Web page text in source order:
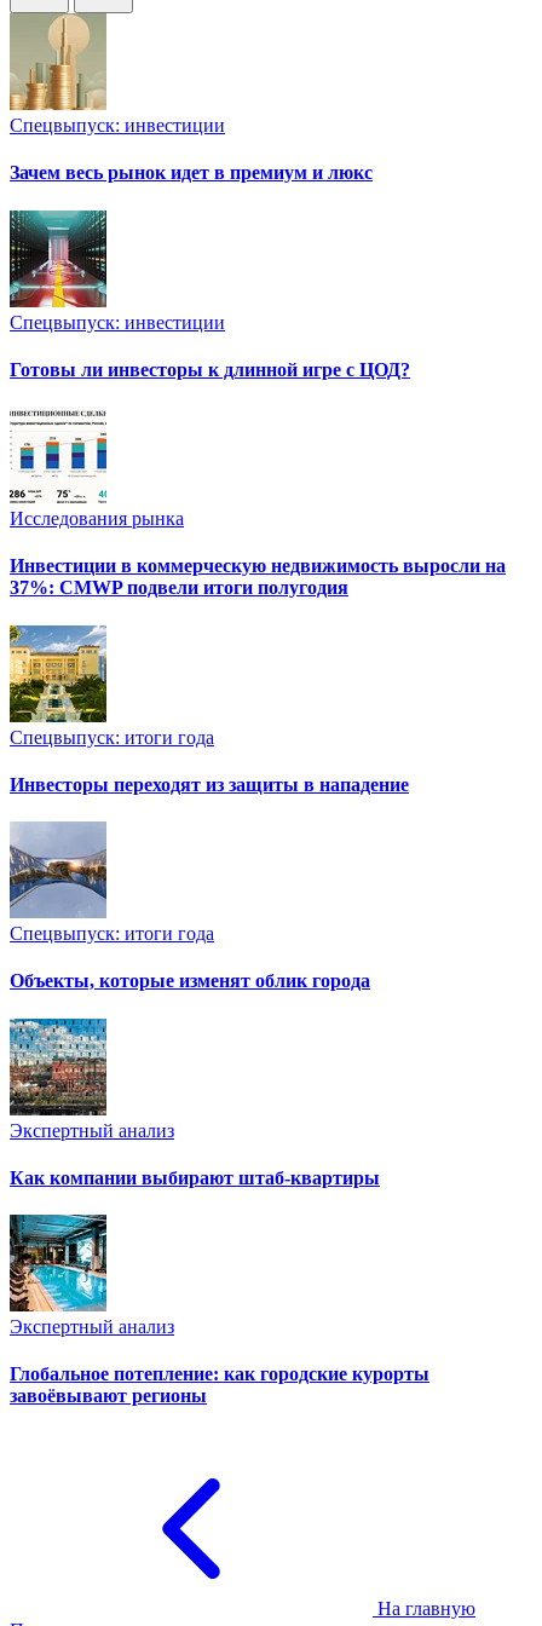
Спецвыпуск: инвестиции
Зачем весь рынок идет в премиум и люкс
Спецвыпуск: инвестиции
Готовы ли инвесторы к длинной игре с ЦОД?
Исследования рынка
Инвестиции в коммерческую недвижимость выросли на
37%: CMWP подвели итоги полугодия
Спецвыпуск: итоги года
Инвесторы переходят из защиты в нападение
Спецвыпуск: итоги года
Объекты, которые изменят облик города
Экспертный анализ
Как компании выбирают штаб-квартиры
Экспертный анализ
Глобальное потепление: как городские курорты
завоёвывают регионы
На главную